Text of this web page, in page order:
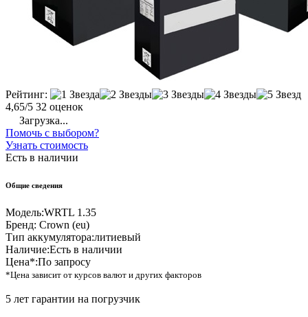
Рейтинг:
4,65/5 32 оценок
Загрузка...
Помочь с выбором?
Узнать стоимость
Есть в наличии
Общие сведения
Модель:WRTL 1.35
Бренд: Crown (eu)
Тип аккумулятора:литиевый
Наличие:Есть в наличии
Цена*:По запросу
*Цена зависит от курсов валют и других факторов
5 лет гарантии на погрузчик